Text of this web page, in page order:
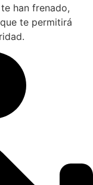
han frenado,
te permitirá